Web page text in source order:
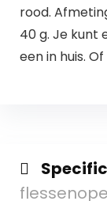
rood.
40 g. Je kunt
een in huis.